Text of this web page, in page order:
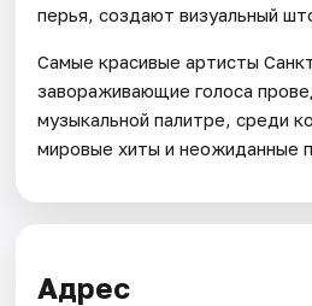
перья, создают визуальный
Самые красивые артисты
завораживающие голоса
музыкальной палитре, среди
мировые хиты и неожиданные
Адрес